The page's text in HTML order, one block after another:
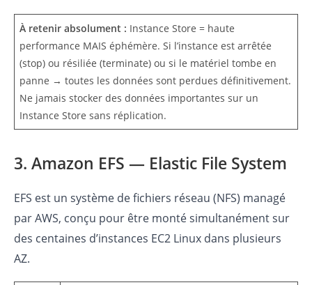
À retenir absolument : Instance Store = haute
performance MAIS éphémère. Si l’instance est arrêtée
(stop) ou résiliée (terminate) ou si le matériel tombe en
panne → toutes les données sont perdues définitivement.
Ne jamais stocker des données importantes sur un
Instance Store sans réplication.
3. Amazon EFS — Elastic File System
EFS est un système de fichiers réseau (NFS) managé
par AWS, conçu pour être monté simultanément sur
des centaines d’instances EC2 Linux dans plusieurs
AZ.